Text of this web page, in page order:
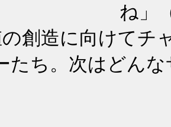
ね」
創造に向けてチ
たち。次はどん